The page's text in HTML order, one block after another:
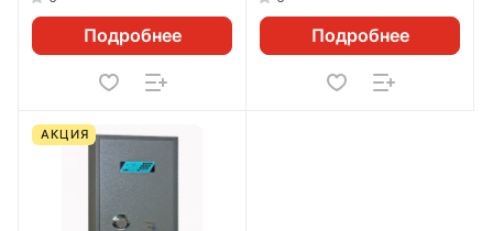
Подробнее Подробнее
АКЦИЯ